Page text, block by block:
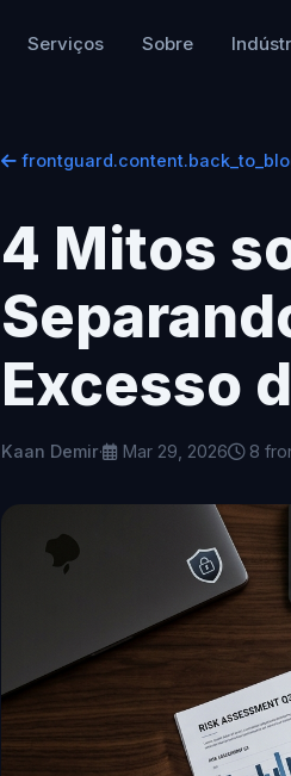
Serviços Sobre
4 Mitos
Excesso
Kaan Demir· Mar 29, 2026 8